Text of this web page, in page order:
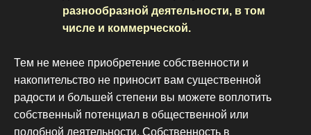
разнообразной деятельности, в том
числе и коммерческой.
Тем не менее приобретение собственности и
накопительство не приносит вам существенной
радости и большей степени вы можете воплотить
собственный потенциал в общественной или
подобной деятельности. Собственность в